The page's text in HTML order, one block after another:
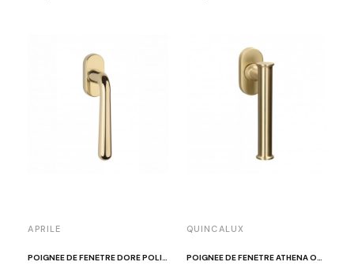
APRILE
POIGNÉE DE FENÊTRE DORÉ POLI APRILE IRGA
QUINCALUX
POIGNÉE DE FENÊTRE ATHENA OR MAT